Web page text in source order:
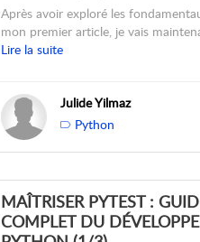
Après avoir exploré les
mon premier article, je vais
Lire la suite
Julide Yilmaz
Python
MAÎTRISER PYTEST :
COMPLET DU